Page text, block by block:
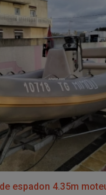
espadon 4.35m